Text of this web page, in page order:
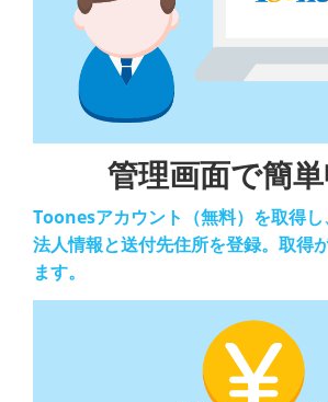
管理画面で簡
Toonesアカウント（無料）を取得し
法人情報と送付先住所を登録。取得
ます。